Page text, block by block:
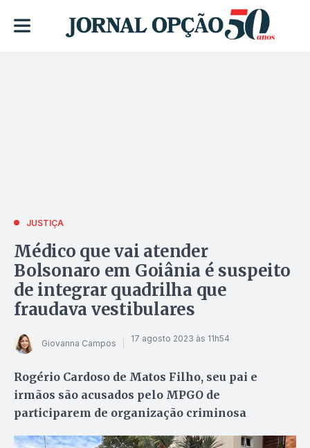
JUSTIÇA
Médico que vai atender
Bolsonaro em Goiânia é suspeito
de integrar quadrilha que
fraudava vestibulares
Giovanna Campos 17 agosto 2023 às 11h54
Rogério Cardoso de Matos Filho, seu pai e
irmãos são acusados pelo MPGO de
participarem de organização criminosa